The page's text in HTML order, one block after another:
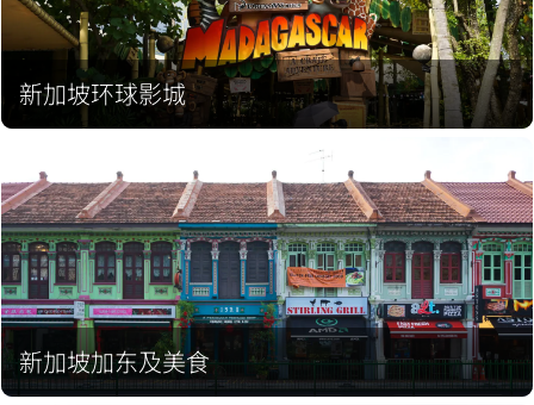
新加坡环球影城
新加坡加东及美食